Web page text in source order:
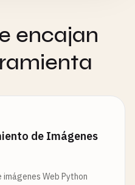
encajan
de Imágenes
Web Python